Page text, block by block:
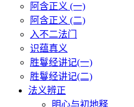
阿含正义 (一)
阿含正义 (二)
入不二法门
识蕴真义
胜鬘经讲记(一)
胜鬘经讲记(二)
法义辨正
明心与初地释